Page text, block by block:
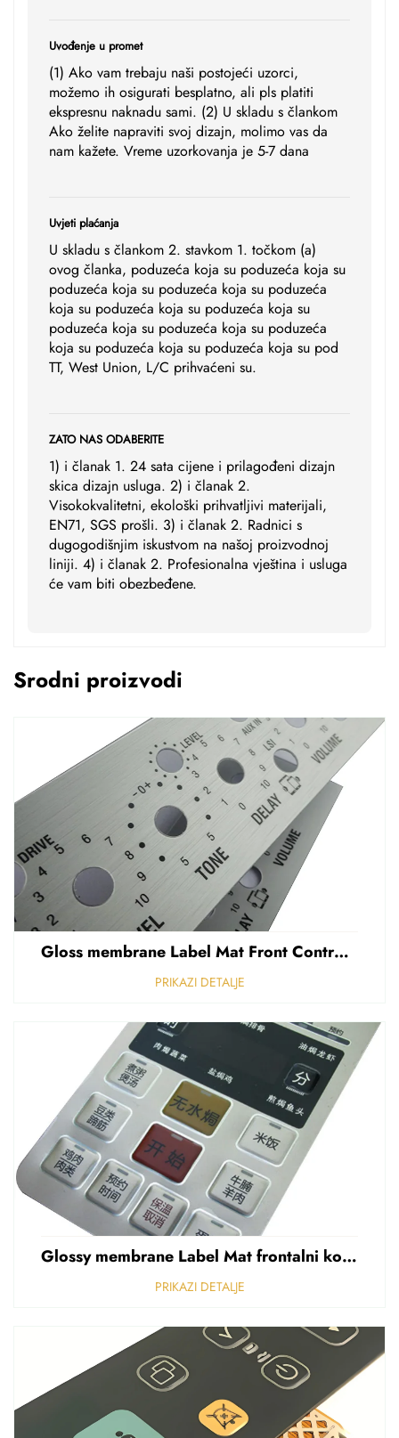
Uvođenje u promet
(1) Ako vam trebaju naši postojeći uzorci,
možemo ih osigurati besplatno, ali pls platiti
ekspresnu naknadu sami. (2) U skladu s člankom
Ako želite napraviti svoj dizajn, molimo vas da
nam kažete. Vreme uzorkovanja je 5-7 dana
Uvjeti plaćanja
U skladu s člankom 2. stavkom 1. točkom (a)
ovog članka, poduzeća koja su poduzeća koja su
poduzeća koja su poduzeća koja su poduzeća
koja su poduzeća koja su poduzeća koja su
poduzeća koja su poduzeća koja su poduzeća
koja su poduzeća koja su poduzeća koja su pod
TT, West Union, L/C prihvaćeni su.
ZATO NAS ODABERITE
1) i članak 1. 24 sata cijene i prilagođeni dizajn
skica dizajn usluga. 2) i članak 2.
Visokokvalitetni, ekološki prihvatljivi materijali,
EN71, SGS prošli. 3) i članak 2. Radnici s
dugogodišnjim iskustvom na našoj proizvodnoj
liniji. 4) i članak 2. Profesionalna vještina i usluga
će vam biti obezbeđene.
Srodni proizvodi
Gloss membrane Label Mat Front Control Panel Sticker Refuziran polikarbonat Grafički prekriven
PRIKAZI DETALJE
Glossy membrane Label Mat frontalni kontrolni panel Sticker Refuziran polikarbonat Grafički preklapanje
PRIKAZI DETALJE